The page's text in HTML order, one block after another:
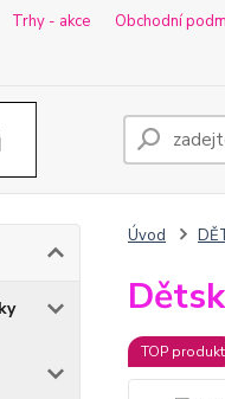
Trhy - akce Obchodní
Úvod
TOP produkt